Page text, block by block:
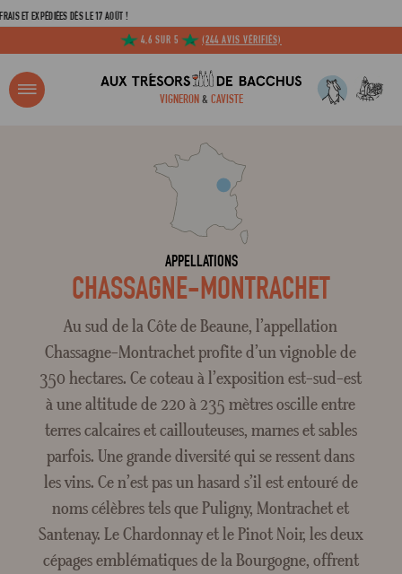
ET EXPÉDIÉES DÈS LE 17 AOÛT !
4,6 SUR 5
(244 AVIS VÉRIFIÉS)
VIGNERON& CAVISTE
Mot de
?
APPELLATIONS
CHASSAGNE-MONTRACHET
Au sud de la Côte de Beaune, l’appellation
Chassagne-Montrachet profite d’un vignoble de
350 hectares. Ce coteau à l’exposition est-sud-est
à une altitude de 220 à 235 mètres oscille entre
terres calcaires et caillouteuses, marnes et sables
parfois. Une grande diversité qui se ressent dans
les vins. Ce n’est pas un hasard s’il est entouré de
noms célèbres tels que Puligny, Montrachet et
Santenay. Le Chardonnay et le Pinot Noir, les deux
cépages emblématiques de la Bourgogne, offrent